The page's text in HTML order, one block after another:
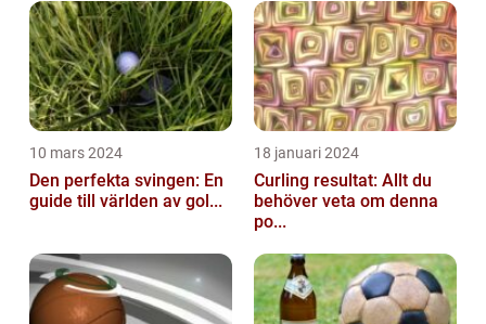
10 mars 2024
Den perfekta svingen: En
guide till världen av gol...
18 januari 2024
Curling resultat: Allt du
behöver veta om denna
po...